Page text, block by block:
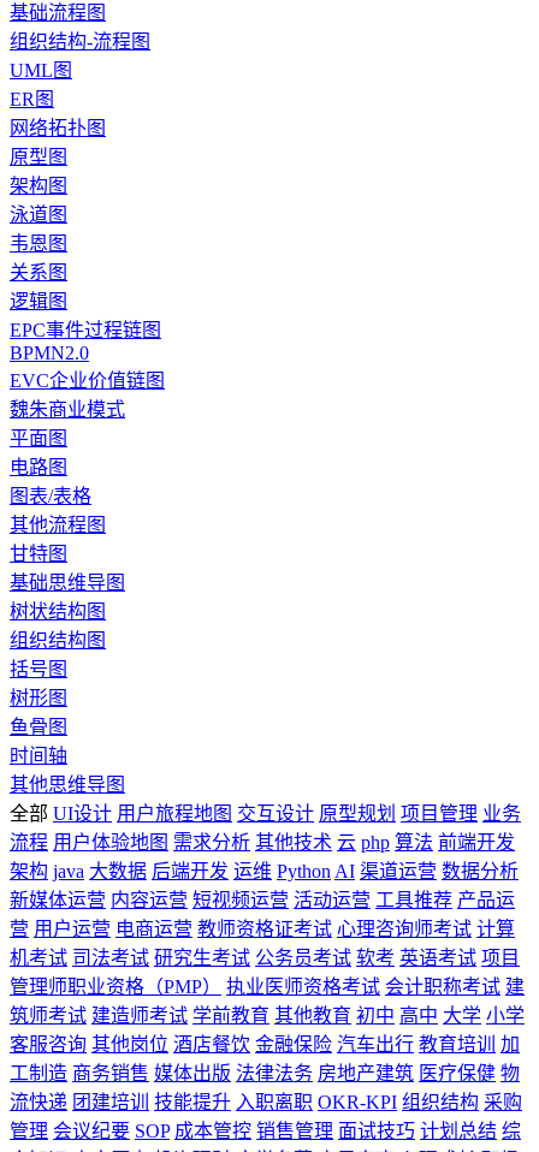
基础流程图
组织结构-流程图
UML图
ER图
网络拓扑图
原型图
架构图
泳道图
韦恩图
关系图
逻辑图
EPC事件过程链图
BPMN2.0
EVC企业价值链图
魏朱商业模式
平面图
电路图
图表/表格
其他流程图
甘特图
基础思维导图
树状结构图
组织结构图
括号图
树形图
鱼骨图
时间轴
其他思维导图
全部 UI设计 用户旅程地图 交互设计 原型规划 项目管理 业务
流程 用户体验地图 需求分析 其他技术 云 php 算法 前端开发
架构 java 大数据 后端开发 运维 Python AI 渠道运营 数据分析
新媒体运营 内容运营 短视频运营 活动运营 工具推荐 产品运
营 用户运营 电商运营 教师资格证考试 心理咨询师考试 计算
机考试 司法考试 研究生考试 公务员考试 软考 英语考试 项目
管理师职业资格（PMP）
执业医师资格考试 会计职称考试 建
筑师考试 建造师考试 学前教育 其他教育 初中 高中 大学 小学
客服咨询 其他岗位 酒店餐饮 金融保险 汽车出行 教育培训
加
工制造 商务销售 媒体出版 法律法务 房地产建筑 医疗保健 物
流快递 团建培训 技能提升 入职离职 OKR-KPI 组织结构 采购
管理 会议纪要 SOP 成本管控 销售管理 面试技巧 计划总结 综